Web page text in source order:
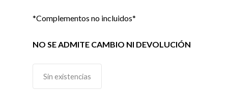
*Complementos no incluidos*
NO SE ADMITE CAMBIO NI DEVOLUCIÓN
Sin existencias